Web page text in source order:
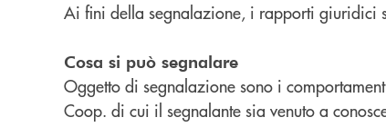
Ai fini della segnalazione, i rapporti giuridici
Cosa si può segnalare
Oggetto di segnalazione sono i
Coop. di cui il segnalante sia venuto a